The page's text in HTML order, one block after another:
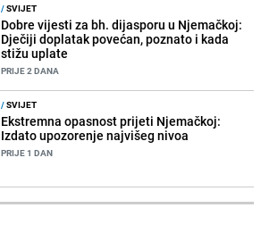
/SVIJET
Dobre vijesti za bh. dijasporu u Njemačkoj:
Dječiji doplatak povećan, poznato i kada
stižu uplate
PRIJE 2 DANA
/SVIJET
Ekstremna opasnost prijeti Njemačkoj:
Izdato upozorenje najvišeg nivoa
PRIJE 1 DAN